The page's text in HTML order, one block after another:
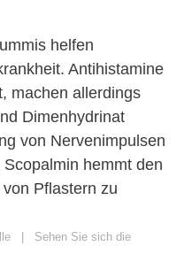
helfen
Antihistamine
machen allerdings
Dimenhydrinat
von Nervenimpulsen
hemmt den
Pflastern zu
| Sehen Sie sich die